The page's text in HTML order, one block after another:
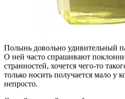
Полынь довольно удивительный
О ней часто спрашивают
странностей, хочется чего-то
только носить получается мало у
непросто.